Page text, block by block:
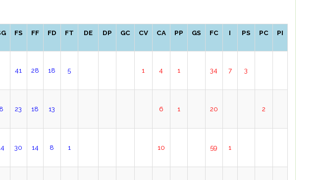
FS FF FD FT DE DP GC CV CA PP GS FC I PS PC PI
41 28 18 5 1 4 1 34 7 3
8 23 18 13 6 1 20 2
30 14 8 1 10 59 1